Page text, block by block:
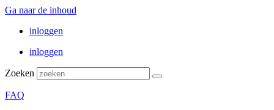
Ga naar de inhoud
inloggen
inloggen
Zoeken
FAQ